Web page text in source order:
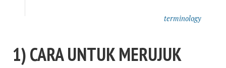
terminology
1)CARA UNTUK MERUJUK